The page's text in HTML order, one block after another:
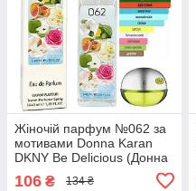
Жіночій парфум №062 за
мотивами Donna Karan
DKNY Be Delicious (Донна
Каран Би Делишес) 40 мл
106 ₴ 134 ₴